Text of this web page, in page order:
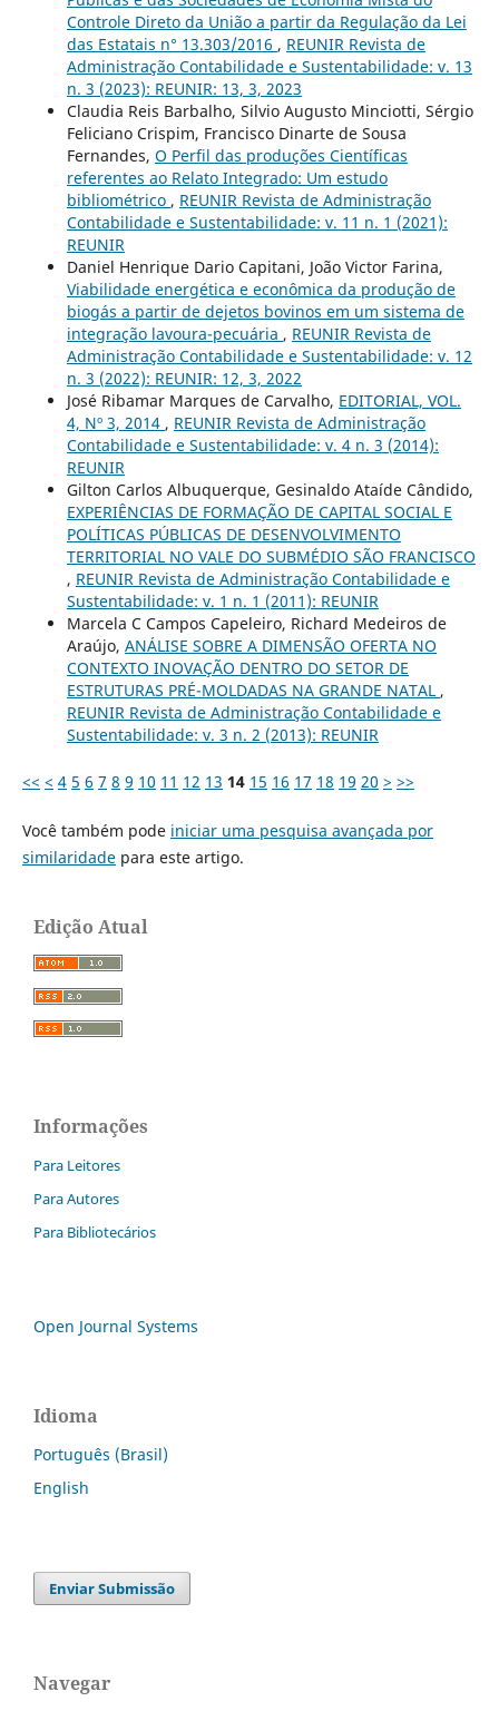
Controle Direto da União a partir da Regulação da Lei
das Estatais n° 13.303/2016 , REUNIR Revista de
Administração Contabilidade e Sustentabilidade: v. 13
n. 3 (2023): REUNIR: 13, 3, 2023
Claudia Reis Barbalho, Silvio Augusto Minciotti, Sérgio
Feliciano Crispim, Francisco Dinarte de Sousa
Fernandes, O Perfil das produções Científicas
referentes ao Relato Integrado: Um estudo
bibliométrico , REUNIR Revista de Administração
Contabilidade e Sustentabilidade: v. 11 n. 1 (2021):
REUNIR
Daniel Henrique Dario Capitani, João Victor Farina,
Viabilidade energética e econômica da produção de
biogás a partir de dejetos bovinos em um sistema de
integração lavoura-pecuária , REUNIR Revista de
Administração Contabilidade e Sustentabilidade: v. 12
n. 3 (2022): REUNIR: 12, 3, 2022
José Ribamar Marques de Carvalho, EDITORIAL, VOL.
4, Nº 3, 2014 , REUNIR Revista de Administração
Contabilidade e Sustentabilidade: v. 4 n. 3 (2014):
REUNIR
Gilton Carlos Albuquerque, Gesinaldo Ataíde Cândido,
EXPERIÊNCIAS DE FORMAÇÃO DE CAPITAL SOCIAL E
POLÍTICAS PÚBLICAS DE DESENVOLVIMENTO
TERRITORIAL NO VALE DO SUBMÉDIO SÃO FRANCISCO
, REUNIR Revista de Administração Contabilidade e
Sustentabilidade: v. 1 n. 1 (2011): REUNIR
Marcela C Campos Capeleiro, Richard Medeiros de
Araújo, ANÁLISE SOBRE A DIMENSÃO OFERTA NO
CONTEXTO INOVAÇÃO DENTRO DO SETOR DE
ESTRUTURAS PRÉ-MOLDADAS NA GRANDE NATAL ,
REUNIR Revista de Administração Contabilidade e
Sustentabilidade: v. 3 n. 2 (2013): REUNIR
<< < 4 5 6 7 8 9 10 11 12 13 14 15 16 17 18 19 20 > >>
Você também pode iniciar uma pesquisa avançada por
similaridadepara este artigo.
Edição Atual
Informações
Para Leitores
Para Autores
Para Bibliotecários
Open Journal Systems
Idioma
Português (Brasil)
English
Enviar Submissão
Navegar